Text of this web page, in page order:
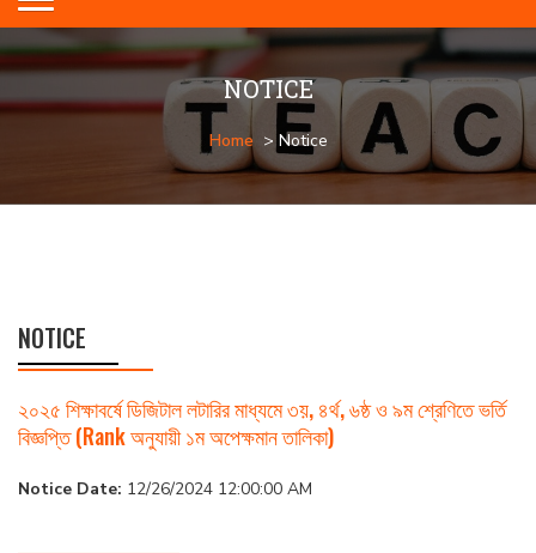
NOTICE
Home > Notice
NOTICE
২০২৫ শিক্ষাবর্ষে ডিজিটাল লটারির মাধ্যমে ৩য়, ৪র্থ, ৬ষ্ঠ ও ৯ম শ্রেণিতে ভর্তি
বিজ্ঞপ্তি (Rank অনুযায়ী ১ম অপেক্ষমান তালিকা)
Notice Date: 12/26/2024 12:00:00 AM